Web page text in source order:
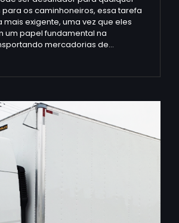
os caminhoneiros, essa tarefa
exigente, uma vez que eles
um papel fundamental na
mercadorias de…